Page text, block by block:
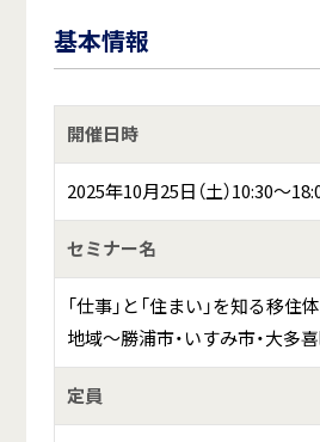
基本情報
開催日時
2025年10月25日（土）10:30～
セミナー名
「仕事」と「住まい」を知る移
地域～勝浦市・いすみ市・大多
定員